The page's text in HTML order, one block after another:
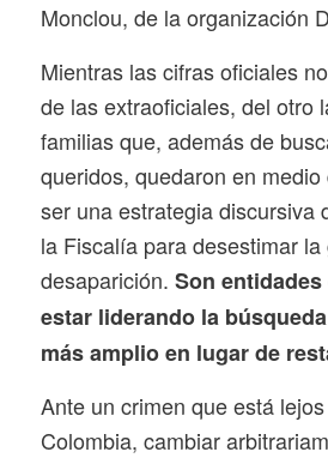
Monclou, de la organización
Mientras las cifras oficiales
de las extraoficiales, del otro
familias que, además de
queridos, quedaron en
ser una estrategia discursiva
la Fiscalía para desestimar
desaparición. Son
estar liderando la
más amplio en lugar de
Ante un crimen que está
Colombia, cambiar